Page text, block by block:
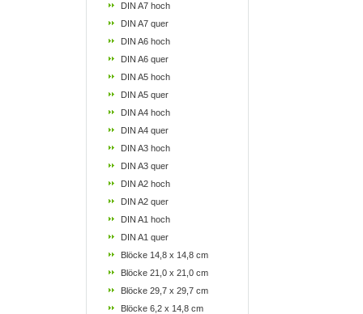
DIN A7 hoch
DIN A7 quer
DIN A6 hoch
DIN A6 quer
DIN A5 hoch
DIN A5 quer
DIN A4 hoch
DIN A4 quer
DIN A3 hoch
DIN A3 quer
DIN A2 hoch
DIN A2 quer
DIN A1 hoch
DIN A1 quer
Blöcke 14,8 x 14,8 cm
Blöcke 21,0 x 21,0 cm
Blöcke 29,7 x 29,7 cm
Blöcke 6,2 x 14,8 cm